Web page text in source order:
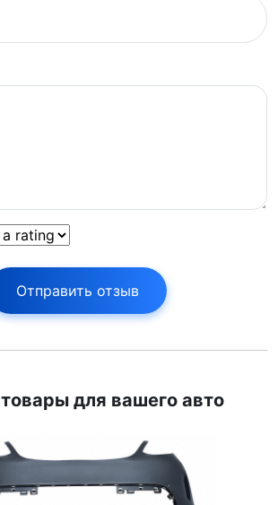
Отправить отзыв
товары для вашего авто